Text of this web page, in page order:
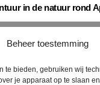
Beheer toestemming
te bieden, gebruiken wij
je apparaat op te slaan
in de natuur rond